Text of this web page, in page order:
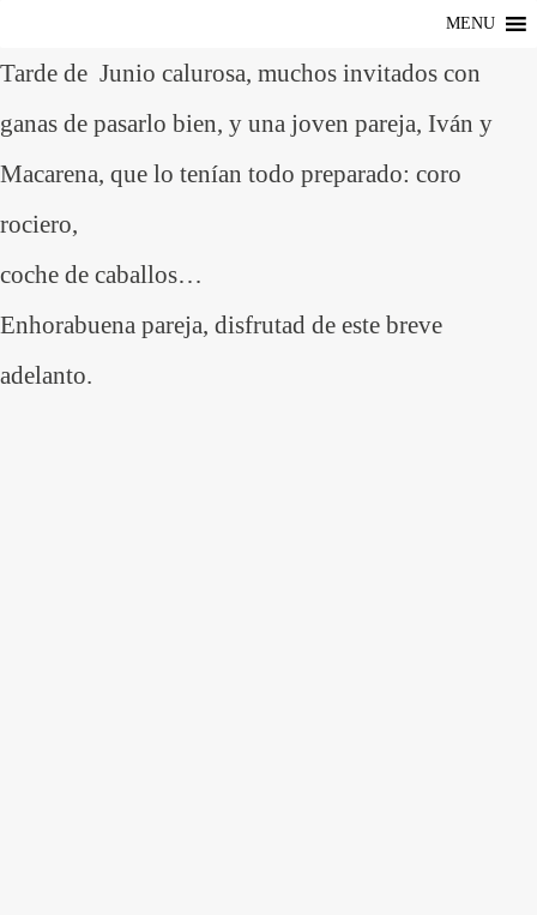
MENU
Tarde de Junio calurosa, muchos invitados con
ganas de pasarlo bien, y una joven pareja, Iván y
Macarena, que lo tenían todo preparado: coro
rociero,
coche de caballos…
Enhorabuena pareja, disfrutad de este breve
adelanto.